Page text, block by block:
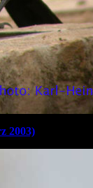
2003)